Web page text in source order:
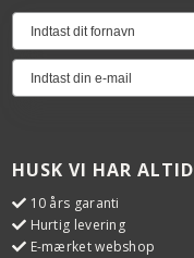
HUSK VI HAR ALTID
10 års garanti
Hurtig levering
E-mærket webshop